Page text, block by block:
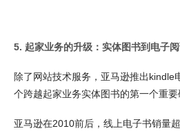
5. 起家业务的升级：实体图书到电子
除了网站技术服务，亚马逊推出kindle
个跨越起家业务实体图书的第一个重要
亚马逊在2010前后，线上电子书销量